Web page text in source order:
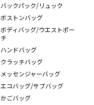
バックパック/リュック
ボストンバッグ
ボディバッグ/ウエストポー
チ
ハンドバッグ
クラッチバッグ
メッセンジャーバッグ
エコバッグ/サブバッグ
かごバッグ